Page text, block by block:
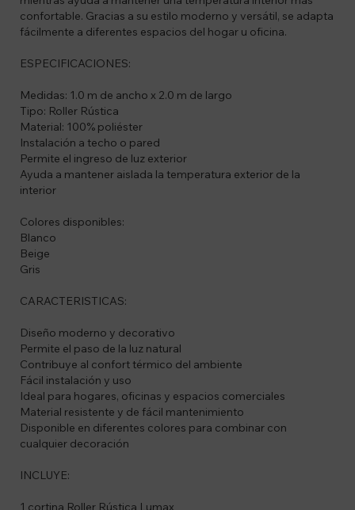
confortable. Gracias a su estilo moderno y versátil, se adapta
fácilmente a diferentes espacios del hogar u oficina.
ESPECIFICACIONES:
Medidas: 1.0 m de ancho x 2.0 m de largo
Tipo: Roller Rústica
Material: 100% poliéster
Instalación a techo o pared
Permite el ingreso de luz exterior
Ayuda a mantener aislada la temperatura exterior de la
interior
Colores disponibles:
Blanco
Beige
Gris
CARACTERISTICAS:
Diseño moderno y decorativo
Permite el paso de la luz natural
Contribuye al confort térmico del ambiente
Fácil instalación y uso
Ideal para hogares, oficinas y espacios comerciales
Material resistente y de fácil mantenimiento
Disponible en diferentes colores para combinar con
cualquier decoración
INCLUYE:
1 cortina Roller Rústica Lumax